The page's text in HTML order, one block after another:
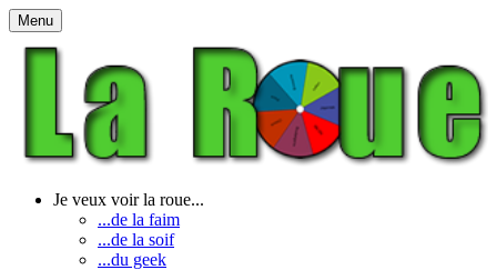
Menu
Je veux voir la roue...
...de la faim
...de la soif
...du geek